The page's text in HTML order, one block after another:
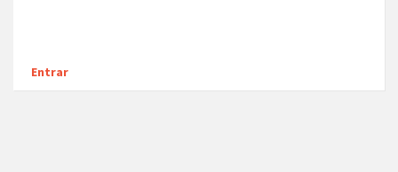
Entrar